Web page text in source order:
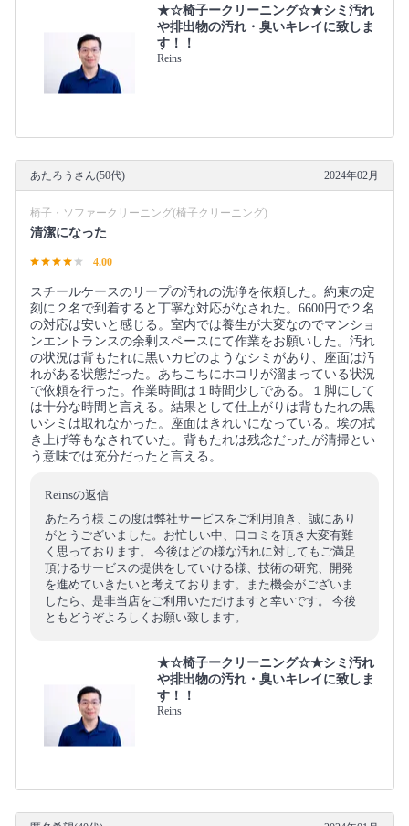
★☆椅子ークリーニング☆★シミ汚れ
や排出物の汚れ・臭いキレイに致しま
す！！
Reins
あたろうさん(50代) 2024年02月
椅子・ソファークリーニング(椅子クリーニング)
清潔になった
4.00
スチールケースのリープの汚れの洗浄を依頼した。約束の定
刻に２名で到着すると丁寧な対応がなされた。6600円で２名
の対応は安いと感じる。室内では養生が大変なのでマンショ
ンエントランスの余剰スペースにて作業をお願いした。汚れ
の状況は背もたれに黒いカビのようなシミがあり、座面は汚
れがある状態だった。あちこちにホコリが溜まっている状況
で依頼を行った。作業時間は１時間少しである。１脚にして
は十分な時間と言える。結果として仕上がりは背もたれの黒
いシミは取れなかった。座面はきれいになっている。埃の拭
き上げ等もなされていた。背もたれは残念だったが清掃とい
う意味では充分だったと言える。
Reinsの返信
あたろう様 この度は弊社サービスをご利用頂き、誠にあり
がとうございました。お忙しい中、口コミを頂き大変有難
く思っております。 今後はどの様な汚れに対してもご満足
頂けるサービスの提供をしていける様、技術の研究、開発
を進めていきたいと考えております。また機会がございま
したら、是非当店をご利用いただけますと幸いです。 今後
ともどうぞよろしくお願い致します。
★☆椅子ークリーニング☆★シミ汚れ
や排出物の汚れ・臭いキレイに致しま
す！！
Reins